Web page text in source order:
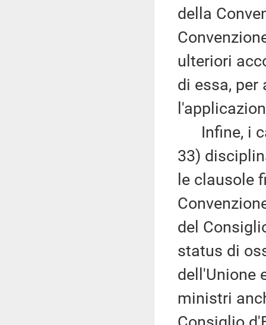
della
ulteriori
di essa,
Infine, i
33)
le clausole
del
status di
dell'Unione
ministri